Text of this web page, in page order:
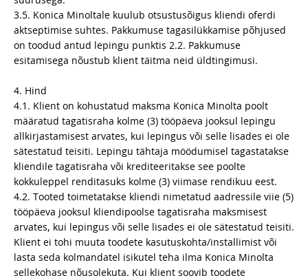
3.5. Konica Minoltale kuulub otsustusõigus kliendi oferdi
aktseptimise suhtes. Pakkumuse tagasilükkamise põhjused
on toodud antud lepingu punktis 2.2. Pakkumuse
esitamisega nõustub klient täitma neid üldtingimusi.
4. Hind
4.1. Klient on kohustatud maksma Konica Minolta poolt
määratud tagatisraha kolme (3) tööpäeva jooksul lepingu
allkirjastamisest arvates, kui lepingus või selle lisades ei ole
sätestatud teisiti. Lepingu tähtaja möödumisel tagastatakse
kliendile tagatisraha või krediteeritakse see poolte
kokkuleppel renditasuks kolme (3) viimase rendikuu eest.
4.2. Tooted toimetatakse kliendi nimetatud aadressile viie (5)
tööpäeva jooksul kliendipoolse tagatisraha maksmisest
arvates, kui lepingus või selle lisades ei ole sätestatud teisiti.
Klient ei tohi muuta toodete kasutuskohta/installimist või
lasta seda kolmandatel isikutel teha ilma Konica Minolta
sellekohase nõusolekuta. Kui klient soovib toodete